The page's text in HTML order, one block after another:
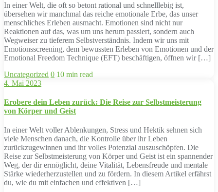
In einer Welt, die oft so betont rational und schnelllebig ist,
übersehen wir manchmal das reiche emotionale Erbe, das unser
menschliches Erleben ausmacht. Emotionen sind nicht nur
Reaktionen auf das, was um uns herum passiert, sondern auch
Wegweiser zu tieferem Selbstverständnis. Indem wir uns mit
Emotionsscreening, dem bewussten Erleben von Emotionen und der
Emotional Freedom Technique (EFT) beschäftigen, öffnen wir […]
Uncategorized 0 10 min read
4. Mai 2023
Erobere dein Leben zurück: Die Reise zur Selbstmeisterung
von Körper und Geist
In einer Welt voller Ablenkungen, Stress und Hektik sehnen sich
viele Menschen danach, die Kontrolle über ihr Leben
zurückzugewinnen und ihr volles Potenzial auszuschöpfen. Die
Reise zur Selbstmeisterung von Körper und Geist ist ein spannender
Weg, der dir ermöglicht, deine Vitalität, Lebensfreude und mentale
Stärke wiederherzustellen und zu fördern. In diesem Artikel erfährst
du, wie du mit einfachen und effektiven […]